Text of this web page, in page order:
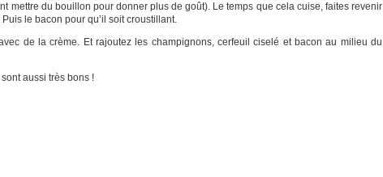
mettre du bouillon pour donner plus de goût). Le temps que cela cuise, faites revenir
le bacon pour qu’il soit croustillant.
de la crème. Et rajoutez les champignons, cerfeuil ciselé et bacon au milieu du
aussi très bons !